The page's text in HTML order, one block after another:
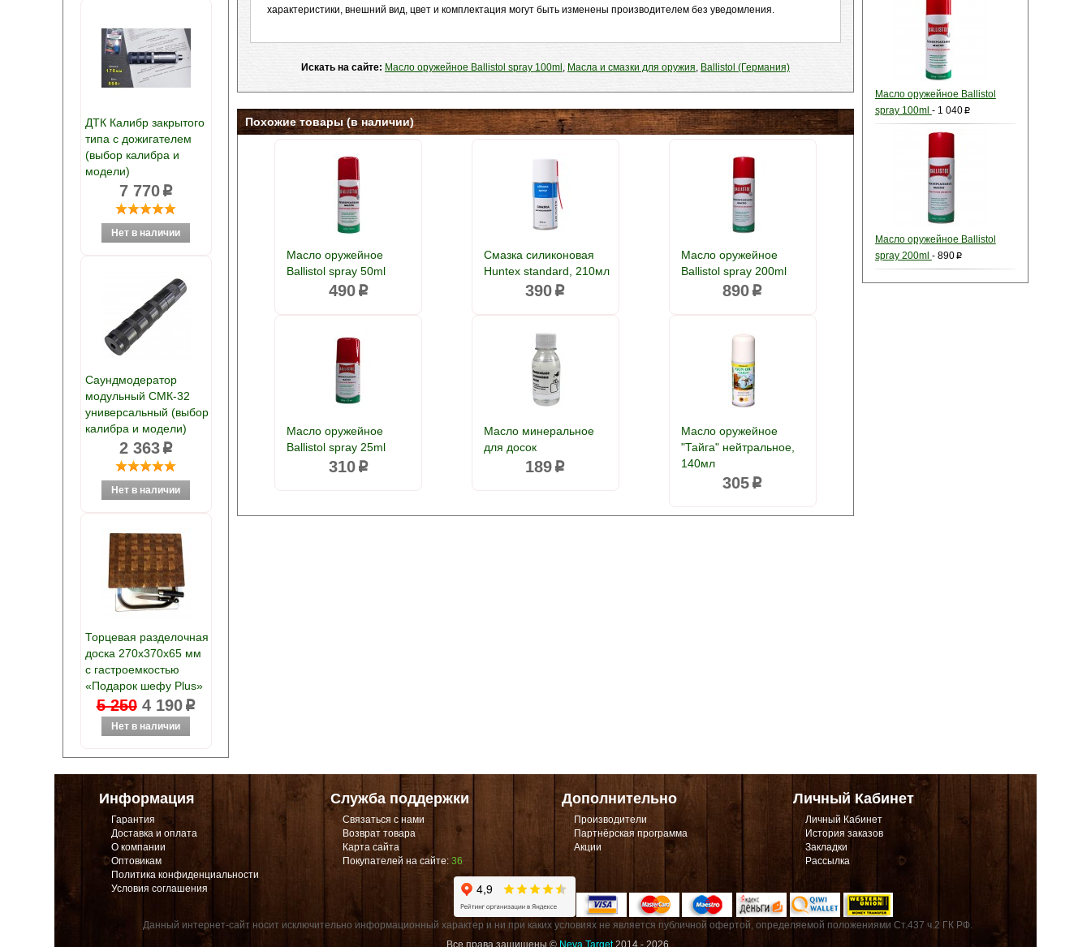
ДТК Калибр закрытого
типа с дожигателем
(выбор калибра и
модели)
7 770p
Саундмодератор
модульный СМК-32
универсальный (выбор
калибра и модели)
2 363p
Торцевая разделочная
доска 270х370х65 мм
с гастроемкостью
«Подарок шефу Plus»
5 250 4 190p
Масло оружейное Ballistol
spray 100ml - 1 040p
Масло оружейное Ballistol
spray 200ml - 890p
характеристики, внешний вид, цвет и комплектация могут быть изменены производителем без уведомления.
Искать на сайте: Масло оружейное Ballistol spray 100ml , Масла и смазки для оружия, Ballistol (Германия)
Похожие товары (в наличии)
Масло оружейное
Ballistol spray 50ml
490p
Смазка силиконовая
Huntex standard, 210мл
390 p
Масло оружейное
Ballistol spray 200ml
890 p
Масло оружейное
Ballistol spray 25ml
310p
Масло минеральное
для досок
189 p
Масло оружейное
"Тайга" нейтральное,
140мл
305 p
Информация
Гарантия
Доставка и оплата
О компании
Оптовикам
Политика конфиденциальности
Условия соглашения
Служба поддержки
Связаться с нами
Возврат товара
Карта сайта
Покупателей на сайте: 36
Дополнительно
Производители
Партнёрская программа
Акции
Личный Кабинет
Личный Кабинет
История заказов
Закладки
Рассылка
Данный интернет-сайт носит исключительно информационный характер и ни при каких условиях не является публичной офертой, определяемой положениями Ст.437 ч.2 ГК РФ.
Все права защищены © Neva Target2014 - 2026